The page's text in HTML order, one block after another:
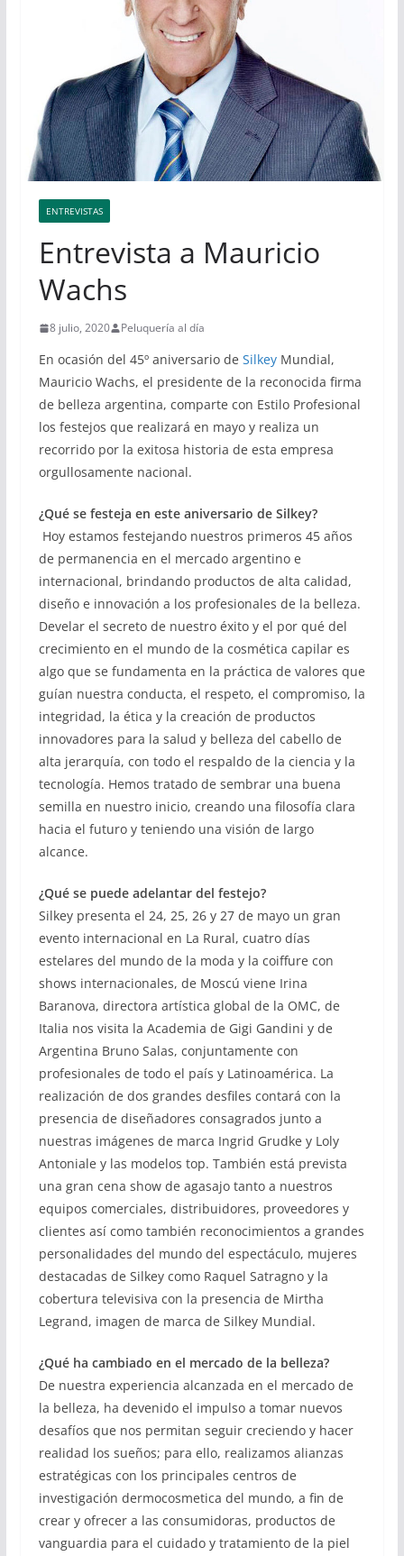
ENTREVISTAS
Entrevista a Mauricio
Wachs
8 julio, 2020 Peluquería al día
En ocasión del 45º aniversario de SilkeyMundial,
Mauricio Wachs, el presidente de la reconocida firma
de belleza argentina, comparte con Estilo Profesional
los festejos que realizará en mayo y realiza un
recorrido por la exitosa historia de esta empresa
orgullosamente nacional.
¿Qué se festeja en este aniversario de Silkey?
Hoy estamos festejando nuestros primeros 45 años
de permanencia en el mercado argentino e
internacional, brindando productos de alta calidad,
diseño e innovación a los profesionales de la belleza.
Develar el secreto de nuestro éxito y el por qué del
crecimiento en el mundo de la cosmética capilar es
algo que se fundamenta en la práctica de valores que
guían nuestra conducta, el respeto, el compromiso, la
integridad, la ética y la creación de productos
innovadores para la salud y belleza del cabello de
alta jerarquía, con todo el respaldo de la ciencia y la
tecnología. Hemos tratado de sembrar una buena
semilla en nuestro inicio, creando una filosofía clara
hacia el futuro y teniendo una visión de largo
alcance.
¿Qué se puede adelantar del festejo?
Silkey presenta el 24, 25, 26 y 27 de mayo un gran
evento internacional en La Rural, cuatro días
estelares del mundo de la moda y la coiffure con
shows internacionales, de Moscú viene Irina
Baranova, directora artística global de la OMC, de
Italia nos visita la Academia de Gigi Gandini y de
Argentina Bruno Salas, conjuntamente con
profesionales de todo el país y Latinoamérica. La
realización de dos grandes desfiles contará con la
presencia de diseñadores consagrados junto a
nuestras imágenes de marca Ingrid Grudke y Loly
Antoniale y las modelos top. También está prevista
una gran cena show de agasajo tanto a nuestros
equipos comerciales, distribuidores, proveedores y
clientes así como también reconocimientos a grandes
personalidades del mundo del espectáculo, mujeres
destacadas de Silkey como Raquel Satragno y la
cobertura televisiva con la presencia de Mirtha
Legrand, imagen de marca de Silkey Mundial.
¿Qué ha cambiado en el mercado de la belleza?
De nuestra experiencia alcanzada en el mercado de
la belleza, ha devenido el impulso a tomar nuevos
desafíos que nos permitan seguir creciendo y hacer
realidad los sueños; para ello, realizamos alianzas
estratégicas con los principales centros de
investigación dermocosmetica del mundo, a fin de
crear y ofrecer a las consumidoras, productos de
vanguardia para el cuidado y tratamiento de la piel